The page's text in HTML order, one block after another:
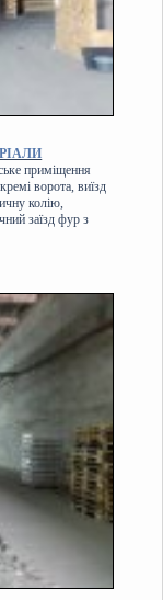
приміщення
ворота, виїзд
колію,
заїзд фур з